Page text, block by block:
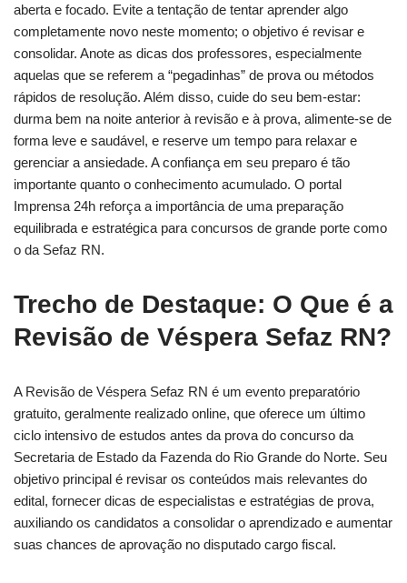
aberta e focado. Evite a tentação de tentar aprender algo
completamente novo neste momento; o objetivo é revisar e
consolidar. Anote as dicas dos professores, especialmente
aquelas que se referem a “pegadinhas” de prova ou métodos
rápidos de resolução. Além disso, cuide do seu bem-estar:
durma bem na noite anterior à revisão e à prova, alimente-se de
forma leve e saudável, e reserve um tempo para relaxar e
gerenciar a ansiedade. A confiança em seu preparo é tão
importante quanto o conhecimento acumulado. O portal
Imprensa 24h reforça a importância de uma preparação
equilibrada e estratégica para concursos de grande porte como
o da Sefaz RN.
Trecho de Destaque: O Que é a
Revisão de Véspera Sefaz RN?
A Revisão de Véspera Sefaz RN é um evento preparatório
gratuito, geralmente realizado online, que oferece um último
ciclo intensivo de estudos antes da prova do concurso da
Secretaria de Estado da Fazenda do Rio Grande do Norte. Seu
objetivo principal é revisar os conteúdos mais relevantes do
edital, fornecer dicas de especialistas e estratégias de prova,
auxiliando os candidatos a consolidar o aprendizado e aumentar
suas chances de aprovação no disputado cargo fiscal.